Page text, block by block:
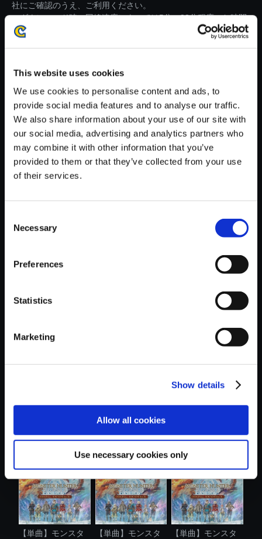
This website uses cookies
We use cookies to personalise content and ads, to
provide social media features and to analyse our traffic.
We also share information about your use of our site with
our social media, advertising and analytics partners who
may combine it with other information that you’ve
provided to them or that they’ve collected from your use
of their services.
Selection
Necessary
Preferences
Statistics
Marketing
Show details
Allow all cookies
Use necessary cookies only
社にご確認のうえ、ご利用ください。
・ダウンロード時、回線速度によっては5分～83分程度のお時間
がかかる場合がございます。
※ご購入いただいたファイルのダウンロードの際には、通信環境
【単曲】モンスターハンタース
トーリーズ3 ～運命の双竜～
150円
【単曲】モンスタ
【単曲】モンスタ
【単曲】モンスタ
【単曲】モンスタ